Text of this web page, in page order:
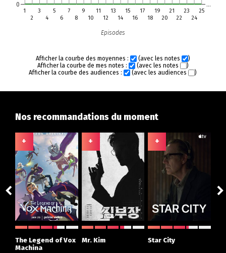
1
2
3
4
5
6
7
8
9
10
11
12
13
14
15
16
17
18
19
20
21
22
23
24
25
0 …
Episodes
Afficher la courbe des moyennes : (avec les notes
)
Afficher la courbe de mes notes :
(avec les notes
)
Afficher la courbe des audiences :
(avec les audiences )
Nos recommandations du moment
+
The Legend of Vox
Machina
+
Mr. Kim
+
Star City